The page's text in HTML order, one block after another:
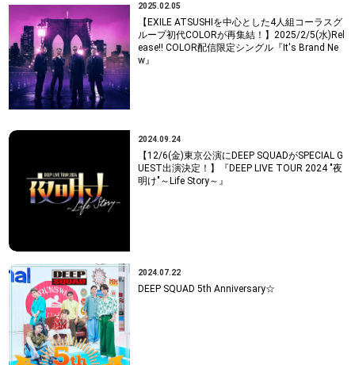
2025.02.05
【EXILE ATSUSHIを中心とした4人組コーラスグ
ループ初代COLORが再集結！】2025/2/5(水)Rel
ease!! COLOR配信限定シングル『It's Brand Ne
w』
2024.09.24
【12/6(金)東京公演にDEEP SQUADがSPECIAL G
UEST出演決定！】『DEEP LIVE TOUR 2024 "夜
明け"～Life Story～』
2024.07.22
DEEP SQUAD 5th Anniversary☆